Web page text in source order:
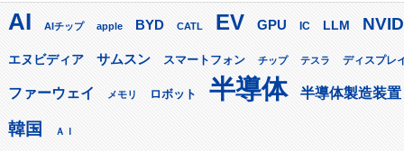
AI AIチップ apple BYD CATL EV GPU IC LLM
エヌビディア サムスン スマートフォン チップ テスラ ディスプレ
ファーウェイ メモリ ロボット 半導体 半導体製造装置
韓国 ＡＩ